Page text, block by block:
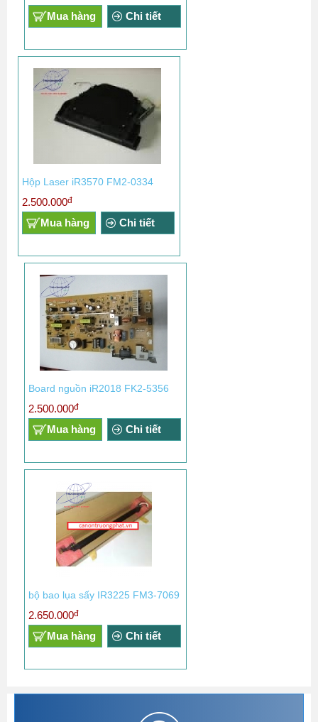
Mua hàng
Chi tiết
Hộp Laser iR3570 FM2-0334
2.500.000đ
Mua hàng Chi tiết
Board nguồn iR2018 FK2-5356
2.500.000đ
Mua hàng Chi tiết
bộ bao lụa sấy IR3225 FM3-7069
2.650.000đ
Mua hàng Chi tiết